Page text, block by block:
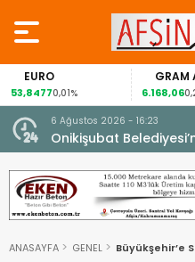
0,01%
GRAM ALTIN
6.168,06 0,22%
6 Ağustos 2026 - 16:23
Onikişubat
dönemin ön kayıtları
ANASAYFA GENEL Büyükşehir’e